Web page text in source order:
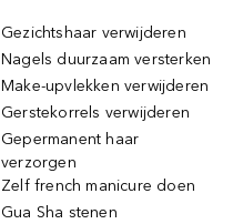
Gezichtshaar verwijderen
Nagels duurzaam versterken
Make-upvlekken verwijderen
Gerstekorrels verwijderen
Gepermanent haar
verzorgen
Zelf french manicure doen
Gua Sha stenen